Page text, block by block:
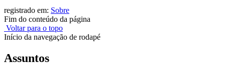
registrado em: Sobre
Fim do conteúdo da página
Voltar para o topo
Início da navegação de rodapé
Assuntos